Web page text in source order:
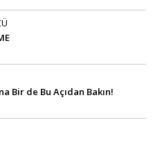
Bir de Bu Açıdan Bakın!